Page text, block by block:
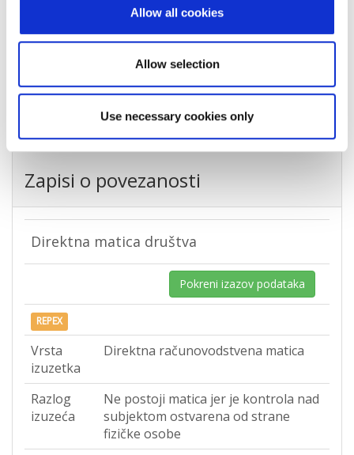
Allow all cookies
Allow selection
Use necessary cookies only
Split
Država
Hrvatska
Zapisi o povezanosti
Direktna matica društva
Pokreni izazov podataka
REPEX
Vrsta
izuzetka
Direktna računovodstvena matica
Razlog
izuzeća
Ne postoji matica jer je kontrola nad
subjektom ostvarena od strane
fizičke osobe